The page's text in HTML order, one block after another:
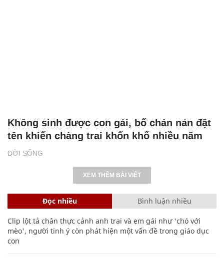
ĐỜI SỐNG
Không sinh được con gái, bố chán nản đặt
tên khiến chàng trai khốn khổ nhiều năm
XEM THÊM BÀI VIẾT
Đọc nhiều Bình luận nhiều
Clip lột tả chân thực cảnh anh trai và em gái như 'chó với
mèo', người tinh ý còn phát hiện một vấn đề trong giáo dục
con